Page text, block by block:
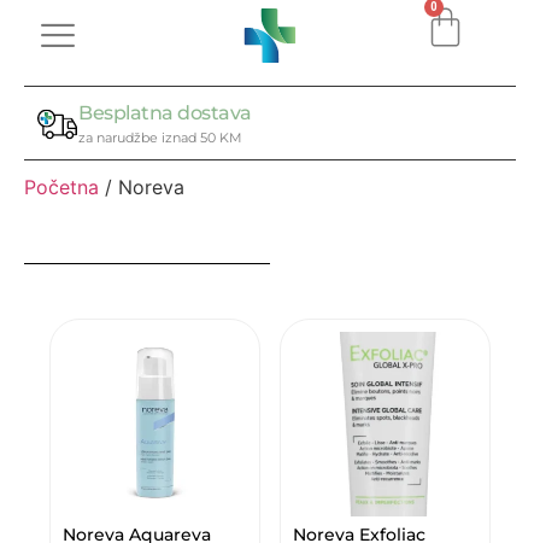
0
Besplatna dostava
za narudžbe iznad 50 KM
Početna / Noreva
Noreva Aquareva
Noreva Exfoliac